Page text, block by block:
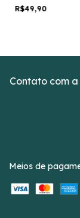
R$49,90
Contato com
Meios de